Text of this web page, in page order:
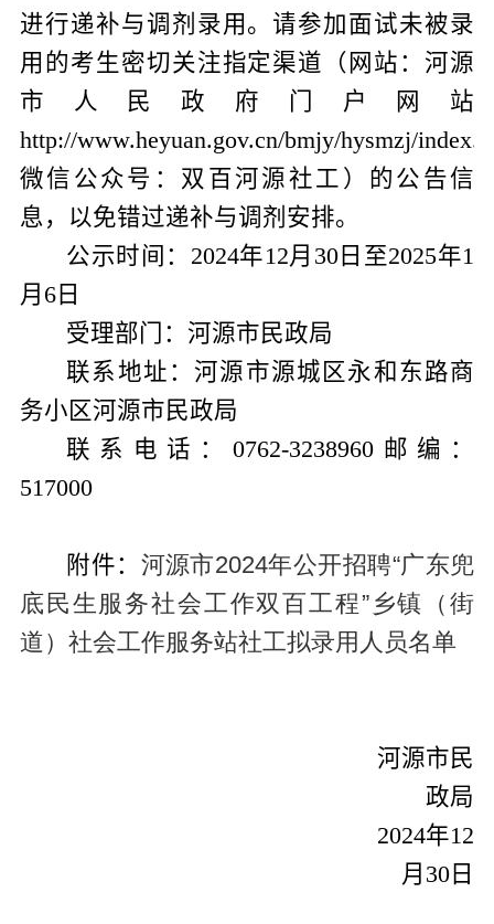
进行递补与调剂录用。请参加面试未被录
用的考生密切关注指定渠道（网站：河源
市人民政府门户网站
http://www.heyuan.gov.cn/bmjy/hysmzj/
微信公众号：双百河源社工）的公告信
息，以免错过递补与调剂安排。
公示时间： 2024年12月 30日至2025年1
月 6日
受理部门：河源市民政局
联系地址：河源市源城区永和东路商
务小区河源市民政局
联系电话：0762-3238960 邮编：
517000
附件： 河源市2024年公开招聘“广东兜
底民生服务社会工作双百工程”乡镇（街
道）社会工作服务站社工拟录用人员名单
河源市民
政局
2024年12
月 30 日